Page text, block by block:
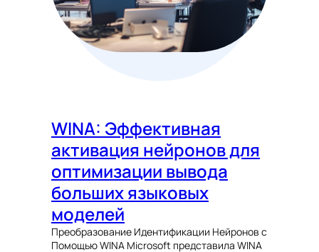
WINA: Эффективная
активация нейронов для
оптимизации вывода
больших языковых
моделей
Преобразование Идентификации Нейронов с
Помощью WINA Microsoft представила WINA